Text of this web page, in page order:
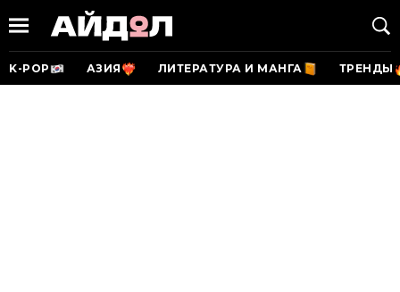
K-POP АЗИЯ ЛИТЕРАТУРА И МАНГА ТРЕНДЫ